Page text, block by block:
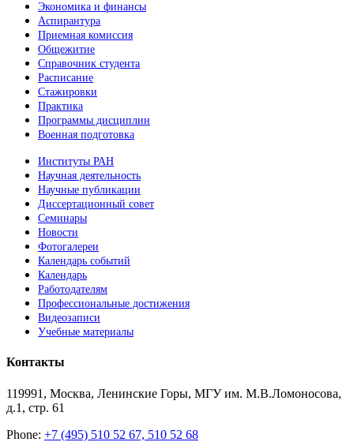
Экономика и финансы
Аспирантура
Приемная комиссия
Общежитие
Справочник студента
Расписание
Стажировки
Практика
Программы дисциплин
Военная подготовка
Институты РАН
Научная деятельность
Научные публикации
Диссертационный совет
Семинары
Новости
Фотогалереи
Календарь событий
Календарь
Работодателям
Профессиональные достижения
Видеозаписи
Учебные материалы
Контакты
119991, Москва, Ленинские Горы, МГУ им. М.В.Ломоносова,
д.1, стр. 61
Phone: +7 (495) 510 52 67, 510 52 68